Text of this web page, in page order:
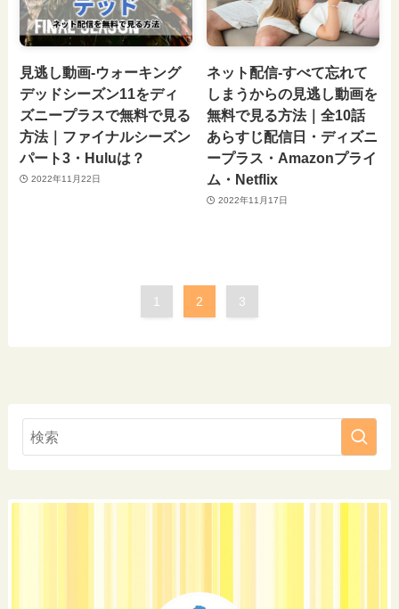
見逃し動画-ウォーキング
デッドシーズン11をディ
ズニープラスで無料で見る
方法｜ファイナルシーズン
パート3・Huluは？
2022年11月22日
ネット配信-すべて忘れて
しまうからの見逃し動画を
無料で見る方法｜全10話
あらすじ配信日・ディズニ
ープラス・Amazonプライ
ム・Netflix
2022年11月17日
1 2 3